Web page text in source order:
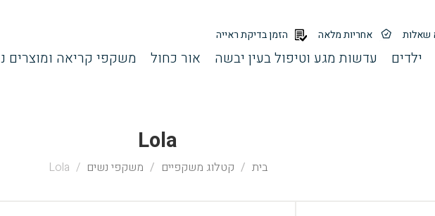
שאלות אחריות מלאה הזמן בדיקת ראייה
ילדים עדשות מגע וטיפול בעין יבשה אור כחול משקפי קריאה ומוצרים
Lola
בית קטלוג משקפיים משקפי נשים Lola